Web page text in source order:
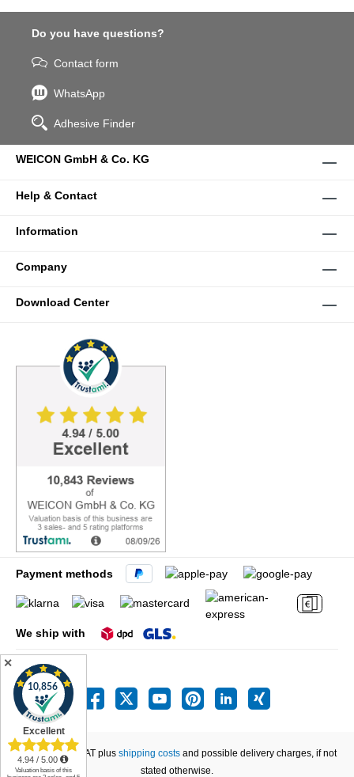
Do you have questions?
Contact form
WhatsApp
Adhesive Finder
WEICON GmbH & Co. KG
Help & Contact
Information
Company
Download Center
Payment methods
We ship with
All prices incl. VAT plus shipping costs and possible delivery charges, if not
stated otherwise.
✕